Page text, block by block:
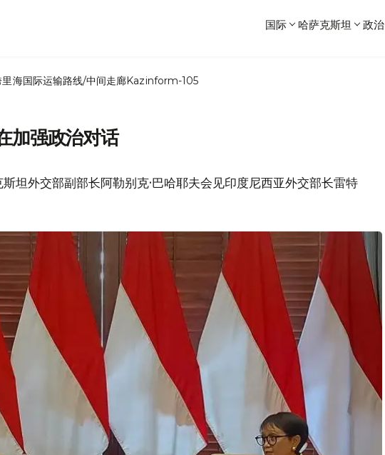
国际 哈萨克斯坦 政治
里海国际运输路线/中间走廊Kazinform-105
加强政治对话
斯坦外交部副部长阿勒别克·巴哈耶夫会见印度尼西亚外交部长雷特